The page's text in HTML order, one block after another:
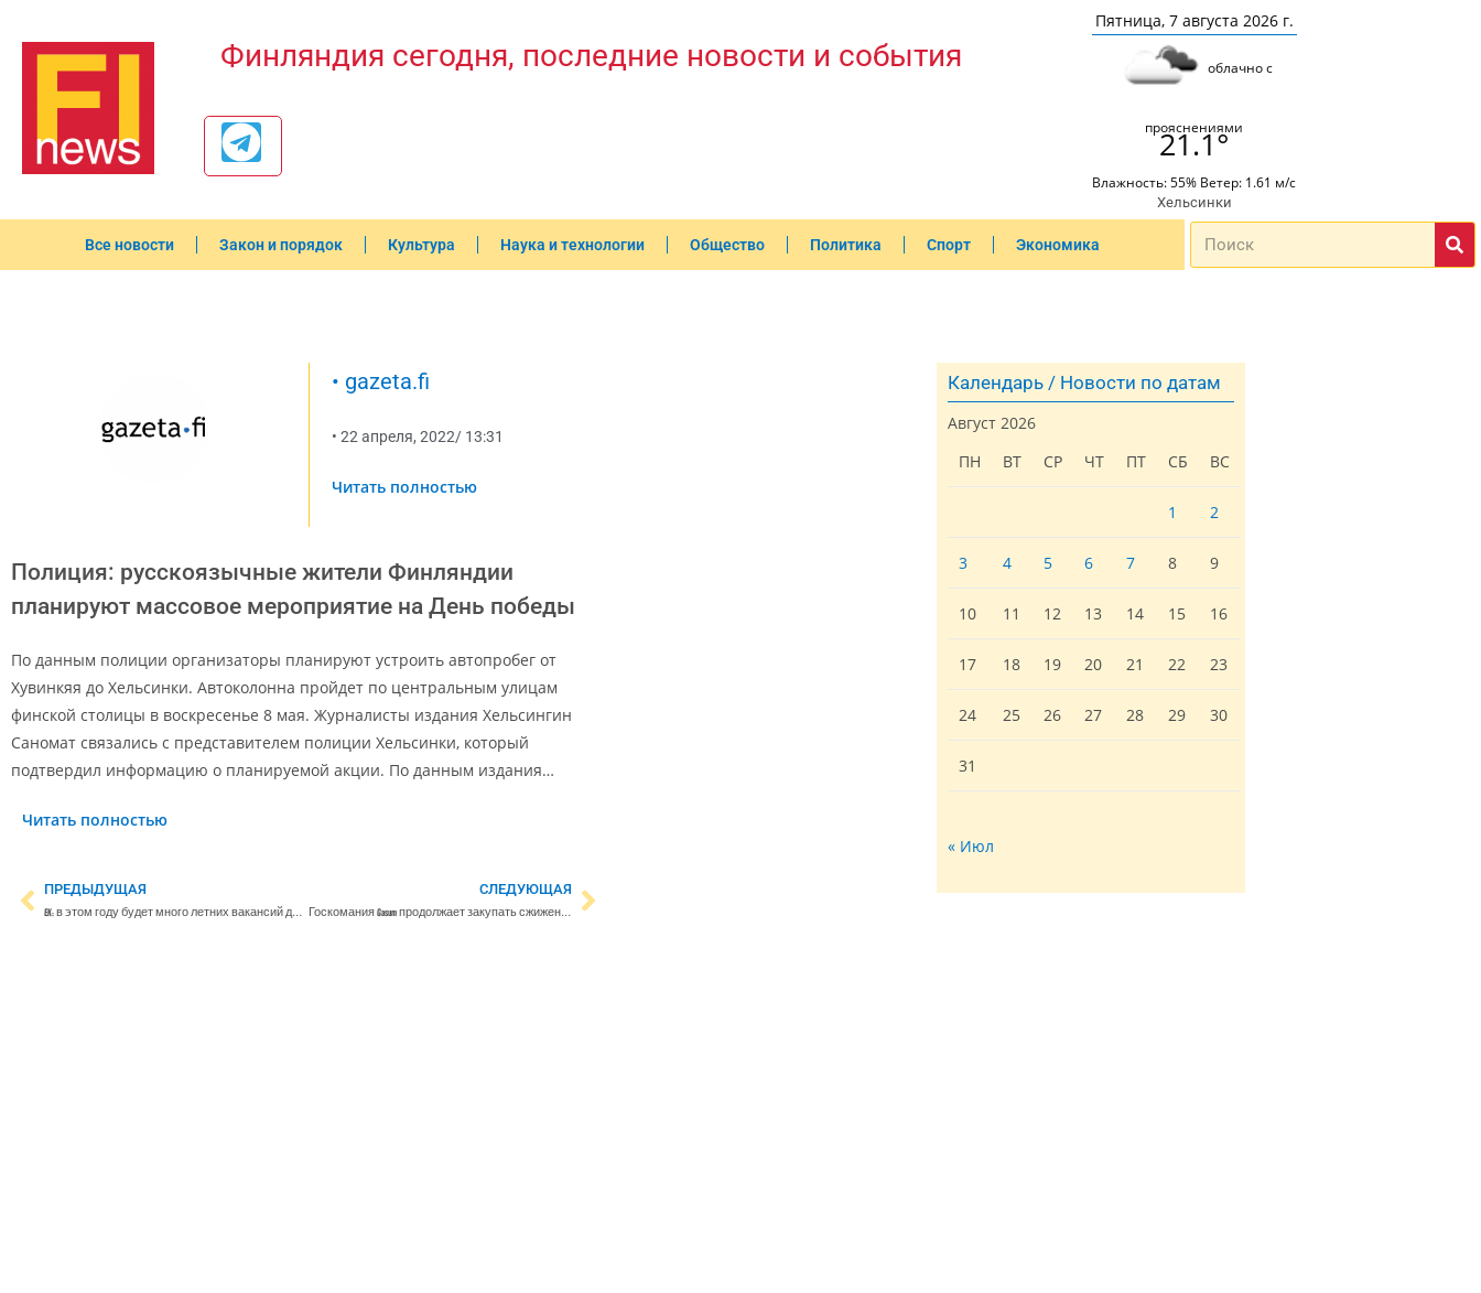
Финляндия сегодня, последние новости и события
Пятница, 7 августа 2026 г.
облачно с
прояснениями
21.1°
Влажность: 55% Ветер: 1.61 м/с
Хельсинки
Все новости Закон и порядок Культура Наука и технологии Общество Политика Спорт Экономика
• gazeta.fi
• 22 апреля, 2022/ 13:31
Читать полностью
Полиция: русскоязычные жители Финляндии
планируют массовое мероприятие на День победы
По данным полиции организаторы планируют устроить автопробег от
Хувинкяя до Хельсинки. Автоколонна пройдет по центральным улицам
финской столицы в воскресенье 8 мая. Журналисты издания Хельсингин
Саномат связались с представителем полиции Хельсинки, который
подтвердил информацию о планируемой акции. По данным издания…
Читать полностью
ПРЕДЫДУЩАЯ
EK: в этом году будет много летних вакансий для молодежи
СЛЕДУЮЩАЯ
Госкомания Gasum продолжает закупать сжиженный газ у России
Календарь / Новости по датам
Август 2026
ПН
ВТ СР ЧТ ПТ СБ ВС
1 2
3 4 5 6 7 8 9
10 11 12 13 14 15 16
17 18 19 20 21 22 23
24 25 26 27 28 29 30
31
« Июл